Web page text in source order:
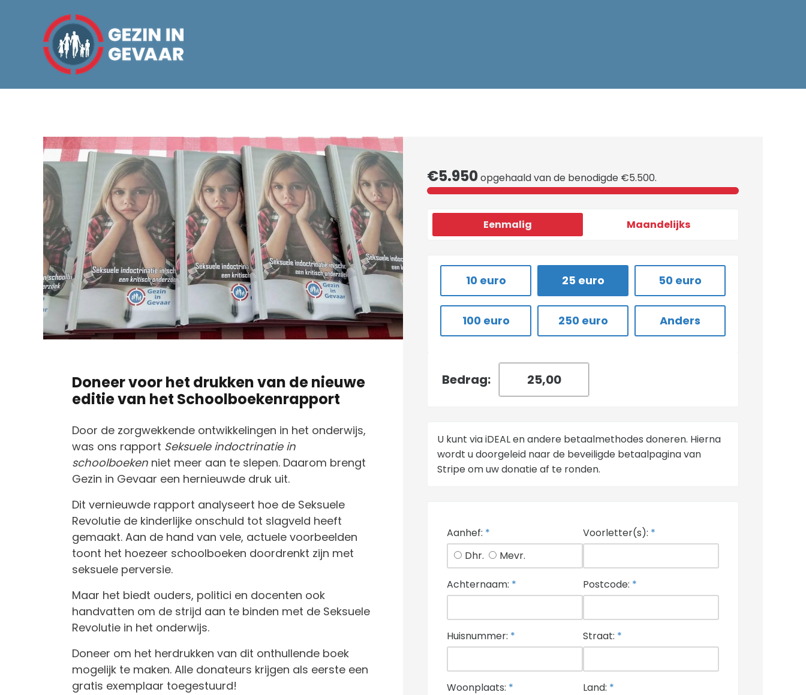
Doneer voor het drukken van de nieuwe
editie van het Schoolboekenrapport
Door de zorgwekkende ontwikkelingen in het onderwijs,
was ons rapport Seksuele indoctrinatie in
schoolboeken niet meer aan te slepen. Daarom brengt
Gezin in Gevaar een hernieuwde druk uit.
Dit vernieuwde rapport analyseert hoe de Seksuele
Revolutie de kinderlijke onschuld tot slagveld heeft
gemaakt. Aan de hand van vele, actuele voorbeelden
toont het hoezeer schoolboeken doordrenkt zijn met
seksuele perversie.
Maar het biedt ouders, politici en docenten ook
handvatten om de strijd aan te binden met de Seksuele
Revolutie in het onderwijs.
Doneer om het herdrukken van dit onthullende boek
mogelijk te maken. Alle donateurs krijgen als eerste een
gratis exemplaar toegestuurd!
€5.950opgehaald van de benodigde €5.500.
Eenmalig Maandelijks
10 euro 25 euro 50 euro
100 euro 250 euro Anders
Bedrag:
U kunt via iDEAL en andere betaalmethodes doneren. Hierna
wordt u doorgeleid naar de beveiligde betaalpagina van
Stripe om uw donatie af te ronden.
Aanhef: *
Dhr.
Mevr.
Voorletter(s): *
Achternaam: * Postcode: *
Huisnummer: * Straat: *
Woonplaats: * Land: *